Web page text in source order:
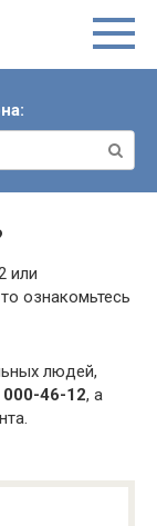
или
ознакомьтесь
людей,
46-12, а